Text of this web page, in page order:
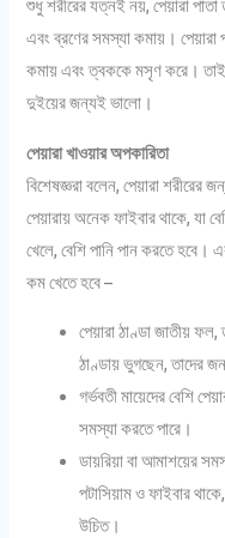
শুধু শরীরের যত্নই নয়, পেয়ারা
এবং ব্রণের সমস্যা কমায়। পেয়ারা
কমায় এবং ত্বককে মসৃণ করে। তাই
দুইয়ের জন্যই ভালো।
পেয়ারা খাওয়ার অপকারিতা
বিশেষজ্ঞরা বলেন, পেয়ারা শরীরের
পেয়ারায় অনেক ফাইবার থাকে, যা
খেলে, বেশি পানি পান করতে হবে।
কম খেতে হবে –
পেয়ারা ঠাণ্ডা জাতীয় ফল,
ঠাণ্ডায় ভুগছেন, তাদের
গর্ভবতী মায়েদের বেশি
সমস্যা করতে পারে।
ডায়রিয়া বা আমাশয়ের
পটাসিয়াম ও ফাইবার
উচিত।